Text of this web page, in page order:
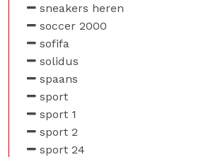
sneakers heren
soccer 2000
sofifa
solidus
spaans
sport
sport 1
sport 2
sport 24